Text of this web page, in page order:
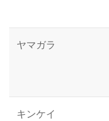
ヤマガラ
キンケイ